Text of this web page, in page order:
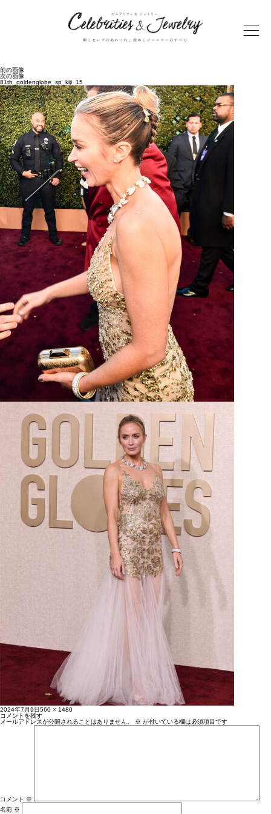
前の画像
次の画像
81th_goldenglobe_sp_kiji_15
投
稿
日:
2024年7月9日フ
ル
サ
イ
560 × 1480
コメントを残す
メールアドレスが公開されることはありません。
※ が付いている欄は必須項目です
コメント ※
名前 ※